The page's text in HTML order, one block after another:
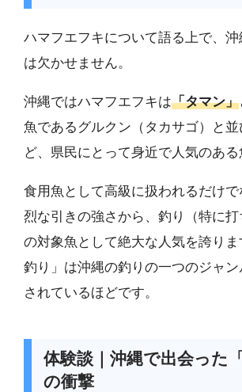
ハマフエフキについて語る上で、
は欠かせません。
沖縄ではハマフエフキは「タマン」
魚であるグルクン（タカサゴ）と並
ど、県民にとって身近で人気のある
食用魚として高級に扱われるだけ
烈な引きの強さから、釣り（特に打
の対象魚として絶大な人気を誇り
釣り」は沖縄の釣りの一つのジャ
されているほどです。
体験談｜沖縄で出会った
の衝撃